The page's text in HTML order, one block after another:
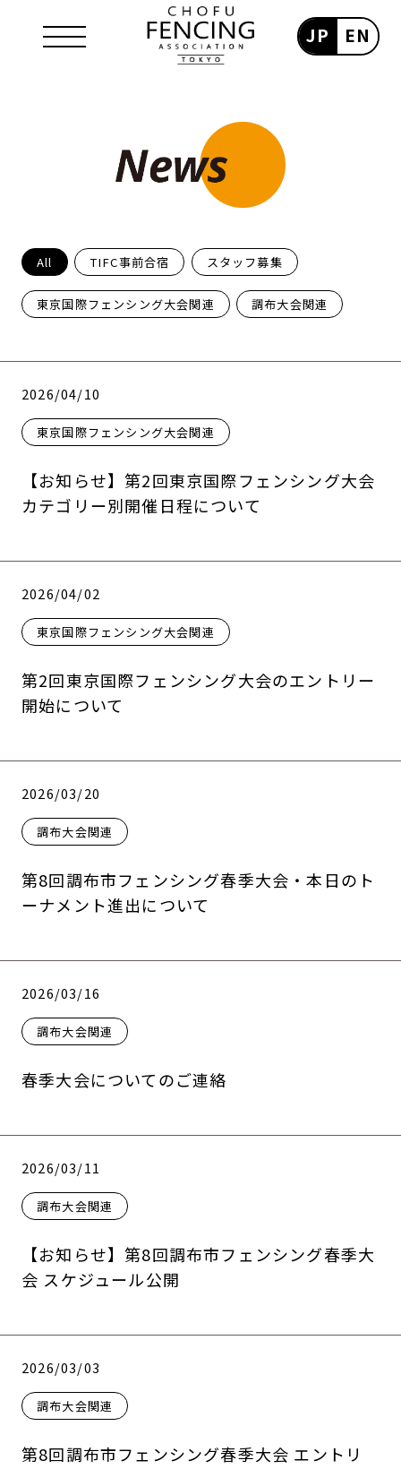
EN
JP
All TIFC事前合宿 スタッフ募集
東京国際フェンシング大会関連 調布大会関連
2026/04/10
東京国際フェンシング大会関連
【お知らせ】第2回東京国際フェンシング大会
カテゴリー別開催日程について
2026/04/02
東京国際フェンシング大会関連
第2回東京国際フェンシング大会のエントリー
開始について
2026/03/20
調布大会関連
第8回調布市フェンシング春季大会・本日のト
ーナメント進出について
2026/03/16
調布大会関連
春季大会についてのご連絡
2026/03/11
調布大会関連
【お知らせ】第8回調布市フェンシング春季大
会 スケジュール公開
2026/03/03
調布大会関連
第8回調布市フェンシング春季大会 エントリ